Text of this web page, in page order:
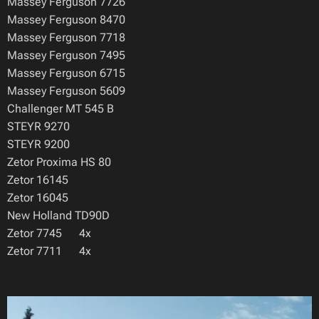
Massey Ferguson 8470
Massey Ferguson 7718
Massey Ferguson 7495
Massey Ferguson 6715
Massey Ferguson 5609
Challenger MT 545 B
STEYR 9270
STEYR 9200
Zetor Proxima HS 80
Zetor 16145
Zetor 16045
New Holland TD90D
Zetor 7745 4x
Zetor 7711 4x